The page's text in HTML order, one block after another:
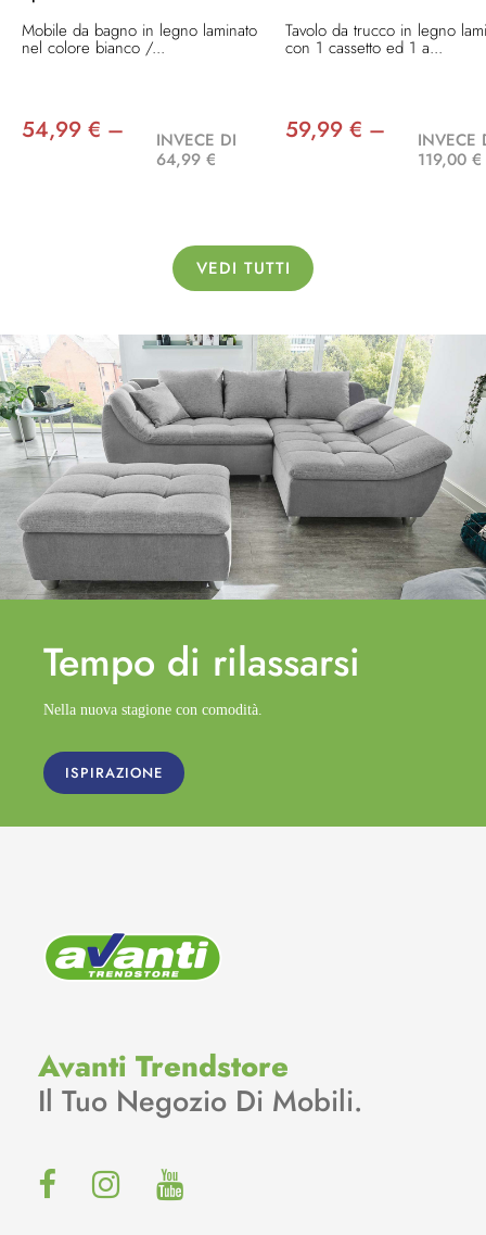
Mobile da bagno in legno laminato
nel colore bianco /...
54,99 € –
INVECE DI
64,99 €
Tavolo da trucco in legno
con 1 cassetto ed 1 a...
59,99 € –
INVECE
119,00 €
VEDI TUTTI
Tempo di rilassarsi
Nella nuova stagione con comodità.
ISPIRAZIONE
Avanti Trendstore
Il Tuo Negozio Di Mobili.